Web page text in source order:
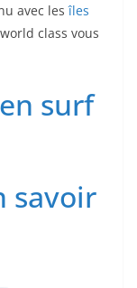
avec lesîles
class vous
surf
savoir